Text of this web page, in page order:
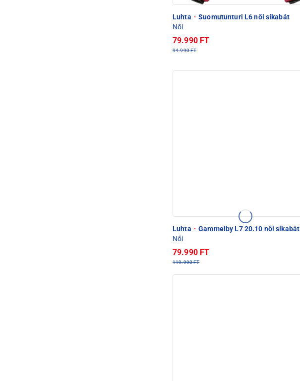
Luhta · Suomutunturi L6 női síkabát
Női
79.990 FT
94.990 FT
Luhta · Gammelby L7 20.10 női síkabát
Női
79.990 FT
119.990 FT